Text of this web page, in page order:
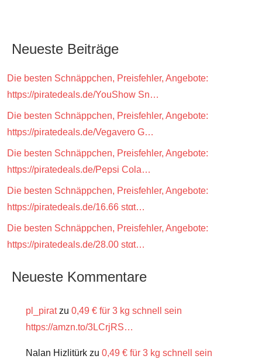
Neueste Beiträge
Die besten Schnäppchen, Preisfehler, Angebote:
https://piratedeals.de/YouShow Sn…
Die besten Schnäppchen, Preisfehler, Angebote:
https://piratedeals.de/Vegavero G…
Die besten Schnäppchen, Preisfehler, Angebote:
https://piratedeals.de/Pepsi Cola…
Die besten Schnäppchen, Preisfehler, Angebote:
https://piratedeals.de/16.66 stαt…
Die besten Schnäppchen, Preisfehler, Angebote:
https://piratedeals.de/28.00 stαt…
Neueste Kommentare
pl_piratzu 0,49 € für 3 kg schnell sein
https://amzn.to/3LCrjRS…
Nalan Hizlitürk zu 0,49 € für 3 kg schnell sein